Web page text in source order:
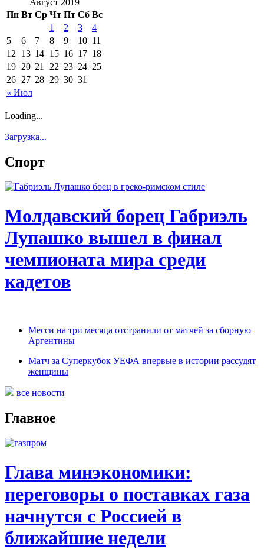
Пн Вт Ср Чт Пт Сб Вс
« Июл
1 2 3
4
5
6 7 8 9 10 11
12
13 14 15 16 17 18
19 20 21 22 23 24 25
26 27 28 29 30 31
Loading...
Загрузка...
Спорт
Молдавский борец Габриэль
Лупашко вышел в финал
чемпионата мира среди
кадетов
Месси на три месяца отстранили от матчей за сборную
Аргентины
Матч за Суперкубок УЕФА впервые в истории рассудят
женщины
все новости
Главное
Глава минэкономики:
переговоры о поставках газа
начнутся с Россией в
ближайшие недели